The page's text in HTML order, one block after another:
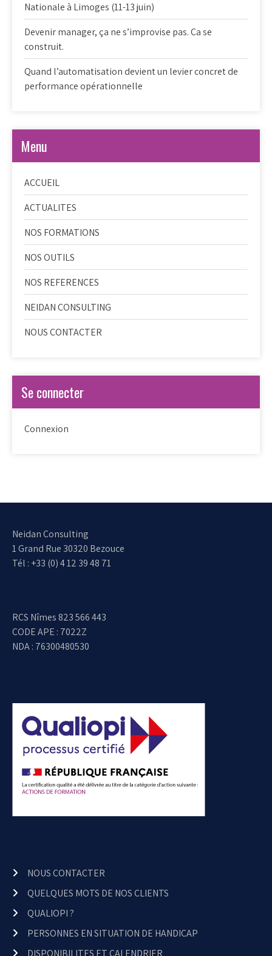
Nationale à Limoges (11-13 juin)
Devenir manager, ça ne s’improvise pas. Ca se
construit.
Quand l’automatisation devient un levier concret de
performance opérationnelle
Menu
ACCUEIL
ACTUALITES
NOS FORMATIONS
NOS OUTILS
NOS REFERENCES
NEIDAN CONSULTING
NOUS CONTACTER
Se connecter
Connexion
Neidan Consulting
1 Grand Rue 30320 Bezouce
Tél : +33 (0) 4 12 39 48 71
RCS Nîmes 823 566 443
CODE APE : 7022Z
NDA : 76300480530
NOUS CONTACTER
QUELQUES MOTS DE NOS CLIENTS
QUALIOPI ?
PERSONNES EN SITUATION DE HANDICAP
DISPONIBILITES ET CALENDRIER